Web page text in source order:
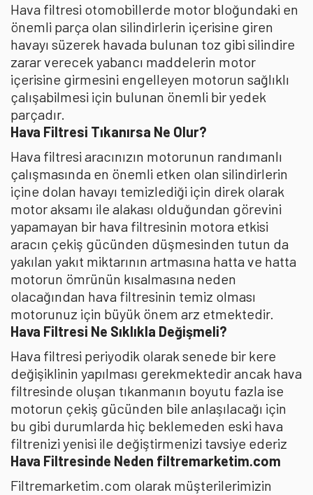
Hava filtresi otomobillerde motor bloğundaki en
önemli parça olan silindirlerin içerisine giren
havayı süzerek havada bulunan toz gibi silindire
zarar verecek yabancı maddelerin motor
içerisine girmesini engelleyen motorun sağlıklı
çalışabilmesi için bulunan önemli bir yedek
parçadır.
Hava Filtresi Tıkanırsa Ne Olur?
Hava filtresi aracınızın motorunun randımanlı
çalışmasında en önemli etken olan silindirlerin
içine dolan havayı temizlediği için direk olarak
motor aksamı ile alakası olduğundan görevini
yapamayan bir hava filtresinin motora etkisi
aracın çekiş gücünden düşmesinden tutun da
yakılan yakıt miktarının artmasına hatta ve hatta
motorun ömrünün kısalmasına neden
olacağından hava filtresinin temiz olması
motorunuz için büyük önem arz etmektedir.
Hava Filtresi Ne Sıklıkla Değişmeli?
Hava filtresi periyodik olarak senede bir kere
değişiklinin yapılması gerekmektedir ancak hava
filtresinde oluşan tıkanmanın boyutu fazla ise
motorun çekiş gücünden bile anlaşılacağı için
bu gibi durumlarda hiç beklemeden eski hava
filtrenizi yenisi ile değiştirmenizi tavsiye ederiz
Hava Filtresinde Neden filtremarketim.com
Filtremarketim.com olarak müşterilerimizin